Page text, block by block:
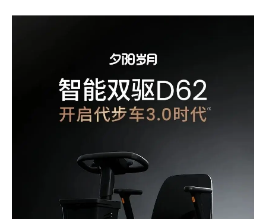
TOALL凸凹微信服务号
EN